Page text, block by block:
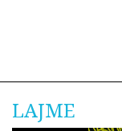
LAJME